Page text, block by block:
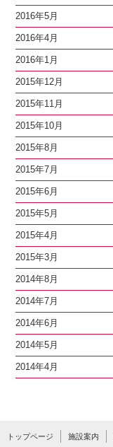
2016年5月
2016年4月
2016年1月
2015年12月
2015年11月
2015年10月
2015年8月
2015年7月
2015年6月
2015年5月
2015年4月
2015年3月
2014年8月
2014年7月
2014年6月
2014年5月
2014年4月
トップページ 施設案内